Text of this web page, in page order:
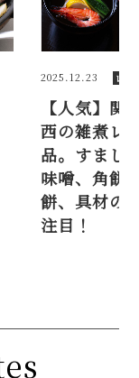
2025.12.23 レシ
【人気】関
西の雑煮レ
品。すまし
味噌、角餅
餅、具材の
注目！